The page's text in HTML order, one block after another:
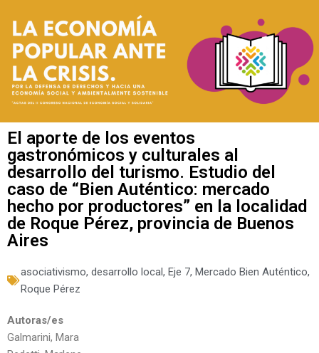
El aporte de los eventos
gastronómicos y culturales al
desarrollo del turismo. Estudio del
caso de “Bien Auténtico: mercado
hecho por productores” en la localidad
de Roque Pérez, provincia de Buenos
Aires
asociativismo, desarrollo local, Eje 7, Mercado Bien Auténtico,
Roque Pérez
Autoras/es
Galmarini, Mara